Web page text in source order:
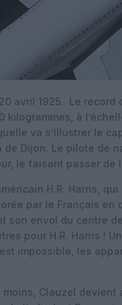
20 avril 1925. Le record
kilogrammes, à
va s’illustrer le
de Dijon. Le pilote de
le faisant passer de
H.R. Harris,
par le Français en
son envol du centre
pour H.R. Harris !
impossible, les
Clauzel devient